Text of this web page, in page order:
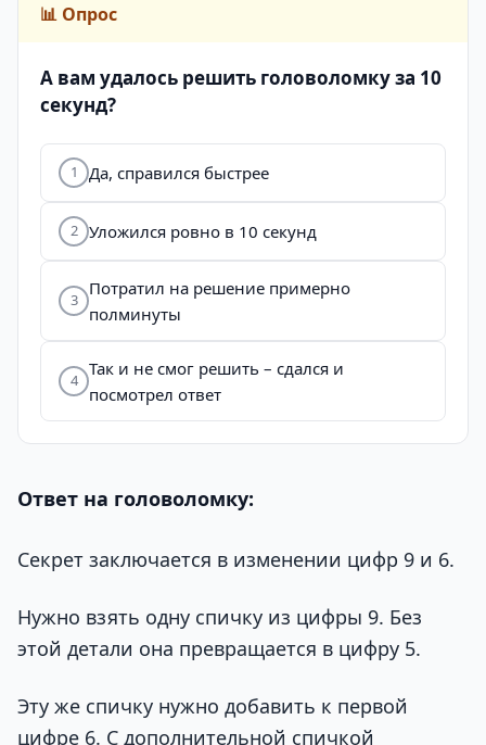
📊 Опрос
А вам удалось решить головоломку за 10
секунд?
1 Да, справился быстрее
2 Уложился ровно в 10 секунд
3
Потратил на решение примерно
полминуты
4
Так и не смог решить – сдался и
посмотрел ответ
Ответ на головоломку:
Секрет заключается в изменении цифр 9 и 6.
Нужно взять одну спичку из цифры 9. Без
этой детали она превращается в цифру 5.
Эту же спичку нужно добавить к первой
цифре 6. С дополнительной спичкой